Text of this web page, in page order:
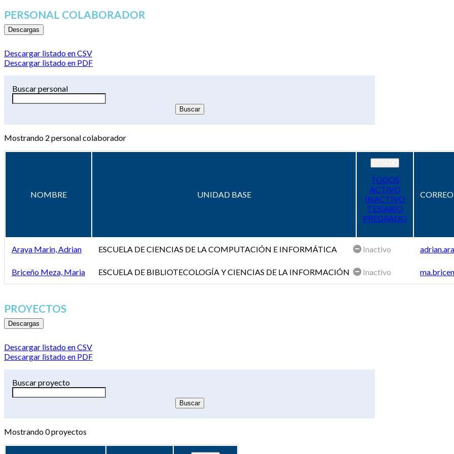
PERSONAL COLABORADOR
Descargas
Descargar listado en CSV
Descargar listado en PDF
Buscar personal
Mostrando 2 personal colaborador
NOMBRE UNIDAD BASE
TODOS
ACTIVO
INACTIVO
TESIARIO
PREGRADO
Araya Marin, Adrian ESCUELA DE CIENCIAS DE LA COMPUTACIÓN E INFORMÁTICA Inactivo
Briceño Meza, Maria ESCUELA DE BIBLIOTECOLOGÍA Y CIENCIAS DE LA INFORMACIÓN Inactivo
PROYECTOS
Descargas
Descargar listado en CSV
Descargar listado en PDF
Buscar proyecto
Mostrando0proyectos